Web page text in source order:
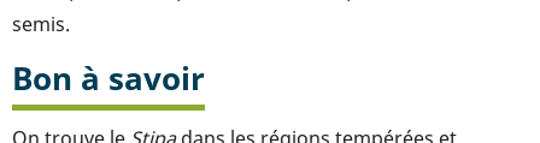
semis.
Bon à savoir